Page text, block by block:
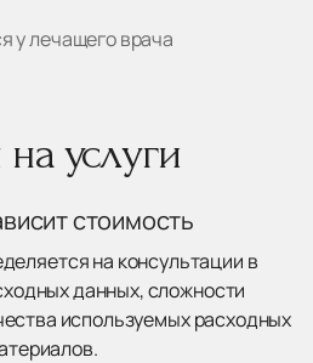
у лечащего врача
услуги
стоимость
на консультации в
данных, сложности
используемых расходных